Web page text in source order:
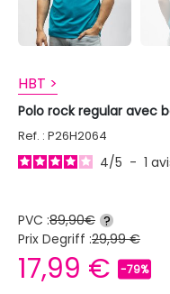
HBT >
Polo rock regular avec
Ref. : P26H2064
4/5 - 1
PVC :89,90€ ?
Prix Degriff :29,99 €
17,99 € -79%